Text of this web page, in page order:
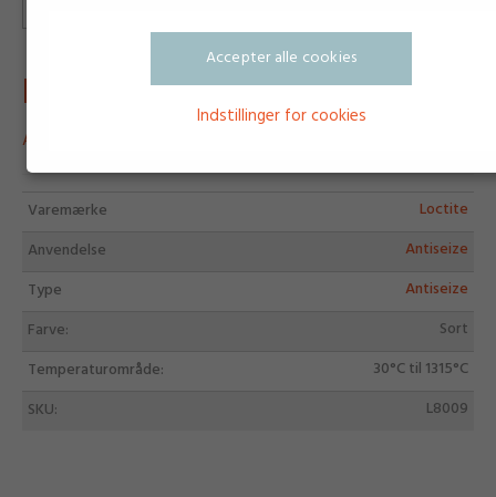
LOCTITE 8009
ANTISEIZE ANTISEIZE
Varemærke
Loctite
Anvendelse
Antiseize
Type
Antiseize
Farve:
Sort
Temperaturområde:
30°C til 1315°C
SKU:
L8009
Accepter alle cookies
Indstillinger for cookies